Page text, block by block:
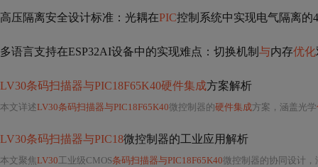
高压隔离安全设计标准：光耦在PIC控制系统中实现电气隔离的
多语言支持在ESP32AI设备中的实现难点：切换机制 与内存优化
LV30条码扫描器与PIC18F65K40硬件集成方案解析
本文详述LV30条码扫描器与PIC18F65K40微控制器的硬件集成方案，涵盖光学
LV30条码扫描器与PIC18微控制器的工业应用解析
本文聚焦LV30工业级CMOS条码扫描器与PIC18F65K40微控制器的协同设计，